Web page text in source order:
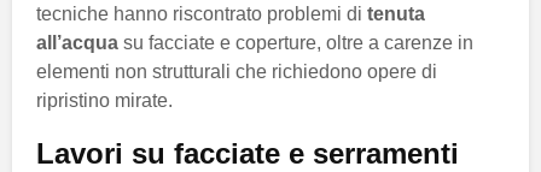
tecniche hanno riscontrato problemi di tenuta
all’acqua su facciate e coperture, oltre a carenze in
elementi non strutturali che richiedono opere di
ripristino mirate.
Lavori su facciate e serramenti